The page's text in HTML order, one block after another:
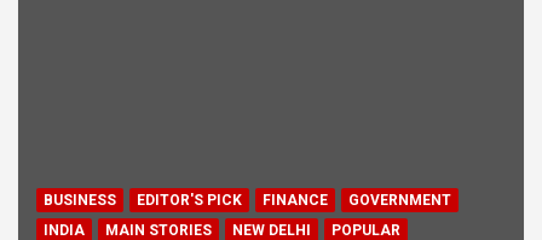
BUSINESS EDITOR'S PICK FINANCE
GOVERNMENT
INDIA
MAIN STORIES NEW DELHI
POPULAR